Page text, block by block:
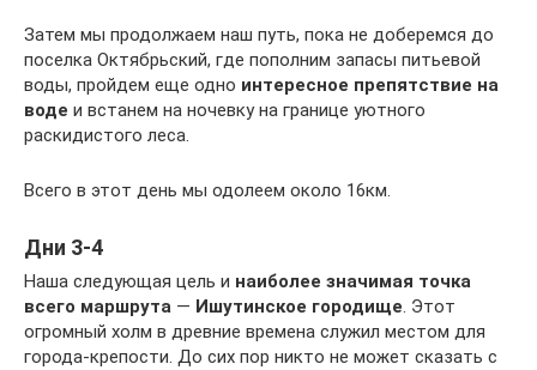
Затем мы продолжаем наш путь, пока не доберемся до
поселка Октябрьский, где пополним запасы питьевой
воды, пройдем еще одно интересное препятствие на
воде и встанем на ночевку на границе уютного
раскидистого леса.
Всего в этот день мы одолеем около 16км.
Дни 3-4
Наша следующая цель и наиболее значимая точка
всего маршрута — Ишутинское городище. Этот
огромный холм в древние времена служил местом для
города-крепости. До сих пор никто не может сказать с